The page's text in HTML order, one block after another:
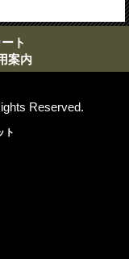
ト
案内
Reserved.
ト